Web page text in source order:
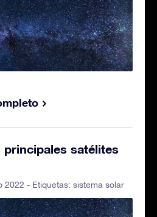
principales satélites
2022 - Etiquetas: sistema solar